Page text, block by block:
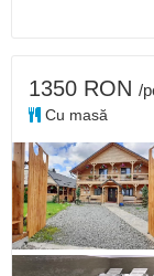
1350 RON /
Cu masă